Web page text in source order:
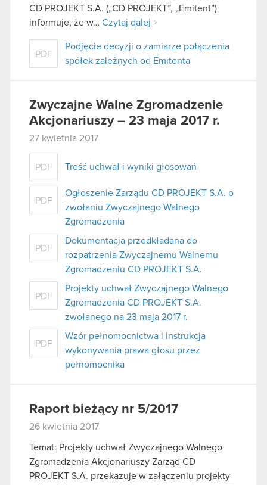
CD PROJEKT S.A. („CD PROJEKT”, „Emitent”)
informuje, że w… Czytaj dalej
PDF
Podjęcie decyzji o zamiarze połączenia
spółek zależnych od Emitenta
Zwyczajne Walne Zgromadzenie
Akcjonariuszy – 23 maja 2017 r.
27 kwietnia 2017
PDF Treść uchwał i wyniki głosowań
PDF
Ogłoszenie Zarządu CD PROJEKT S.A. o
zwołaniu Zwyczajnego Walnego
Zgromadzenia
PDF
Dokumentacja przedkładana do
rozpatrzenia Zwyczajnemu Walnemu
Zgromadzeniu CD PROJEKT S.A.
PDF
Projekty uchwał Zwyczajnego Walnego
Zgromadzenia CD PROJEKT S.A.
zwołanego na 23 maja 2017 r.
PDF
Wzór pełnomocnictwa i instrukcja
wykonywania prawa głosu przez
pełnomocnika
Raport bieżący nr 5/2017
26 kwietnia 2017
Temat: Projekty uchwał Zwyczajnego Walnego
Zgromadzenia Akcjonariuszy Zarząd CD
PROJEKT S.A. przekazuje w załączeniu projekty